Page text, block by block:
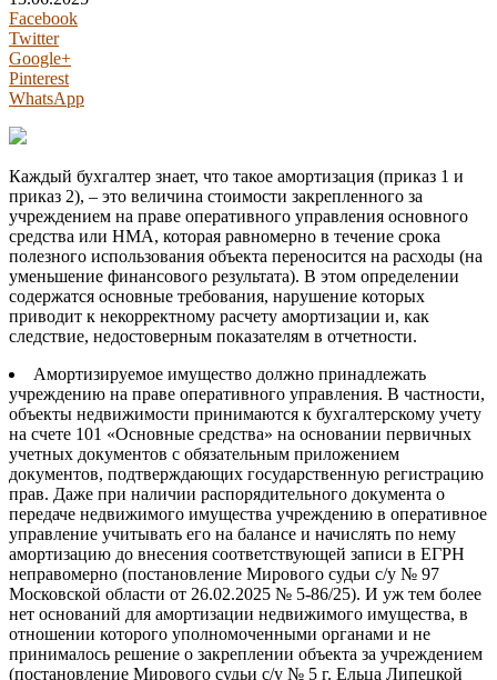
Facebook
Twitter
Google+
Pinterest
WhatsApp
Каждый бухгалтер знает, что такое амортизация (приказ 1 и
приказ 2), – это величина стоимости закрепленного за
учреждением на праве оперативного управления основного
средства или НМА, которая равномерно в течение срока
полезного использования объекта переносится на расходы (на
уменьшение финансового результата). В этом определении
содержатся основные требования, нарушение которых
приводит к некорректному расчету амортизации и, как
следствие, недостоверным показателям в отчетности.
Амортизируемое имущество должно принадлежать
учреждению на праве оперативного управления. В частности,
объекты недвижимости принимаются к бухгалтерскому учету
на счете 101 «Основные средства» на основании первичных
учетных документов с обязательным приложением
документов, подтверждающих государственную регистрацию
прав. Даже при наличии распорядительного документа о
передаче недвижимого имущества учреждению в оперативное
управление учитывать его на балансе и начислять по нему
амортизацию до внесения соответствующей записи в ЕГРН
неправомерно (постановление Мирового судьи с/у № 97
Московской области от 26.02.2025 № 5-86/25). И уж тем более
нет оснований для амортизации недвижимого имущества, в
отношении которого уполномоченными органами и не
принималось решение о закреплении объекта за учреждением
(постановление Мирового судьи с/у № 5 г. Ельца Липецкой